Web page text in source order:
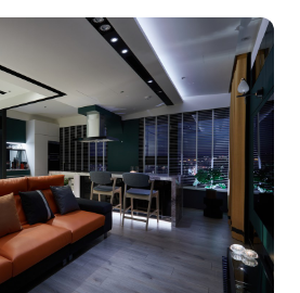
本身面對未來租售可能，是一個非
公共性不佳，無法組織其他如客
交誼行為(如整衣補妝、飯前洗
他空間相較之下，大而無當。功
台中歌劇院最重的的視覺焦點，配
於空間的填充物，選擇遠離而非親